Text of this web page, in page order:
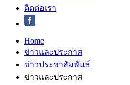
ติดต่อเรา
Home
ข่าวและประกาศ
ข่าวประชาสัมพันธ์
ข่าวและประกาศ